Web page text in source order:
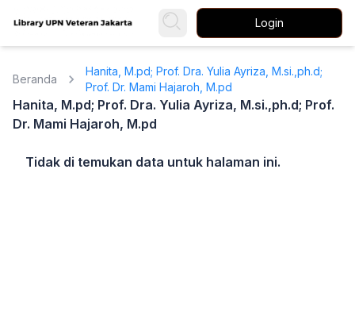
Login
Beranda
Hanita, M.pd; Prof. Dra. Yulia Ayriza, M.si.,ph.d;
Prof. Dr. Mami Hajaroh, M.pd
Hanita, M.pd; Prof. Dra. Yulia Ayriza, M.si.,ph.d; Prof.
Dr. Mami Hajaroh, M.pd
Tidak di temukan data untuk halaman ini.